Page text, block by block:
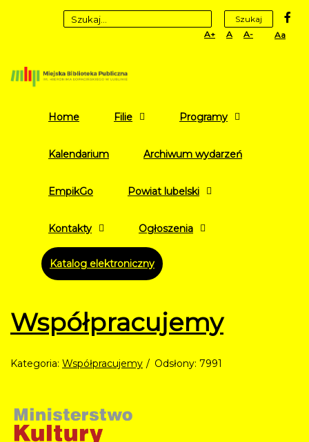
Szukaj
Set
LargerDefault
Set
Smaller
High
Home Filie Programy
Kalendarium Archiwum wydarzeń
EmpikGo Powiat lubelski
Kontakty Ogłoszenia
Katalog elektroniczny
Współpracujemy
Kategoria: Współpracujemy Odsłony: 7991